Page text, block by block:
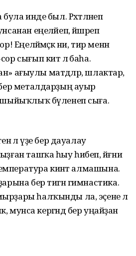
инде был. Рәхәтләнеп
еңеләйеп, йәшәреп
Еңеләймәҫкә ни, тир менән
сығып китә лә баһа.
ағыулы матдәләр, шлактар,
металдарҙың ауыр
шыйыҡлыҡ бүленеп сыға.
лә үҙе бер дауалау
ташҡа һыу һибеп, йәғни
кинәт алмашына.
бер тигән гимнастика.
һалҡынды ла, эҫене лә
мунса кергәндә бер уңайҙан